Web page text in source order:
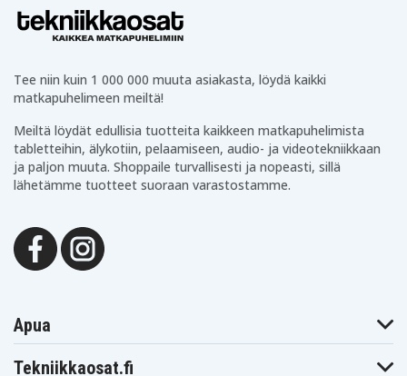
Tee niin kuin 1 000 000 muuta asiakasta, löydä kaikki
matkapuhelimeen meiltä!
Meiltä löydät edullisia tuotteita kaikkeen matkapuhelimista
tabletteihin, älykotiin, pelaamiseen, audio- ja videotekniikkaan
ja paljon muuta. Shoppaile turvallisesti ja nopeasti, sillä
lähetämme tuotteet suoraan varastostamme.
Apua
Tekniikkaosat.fi